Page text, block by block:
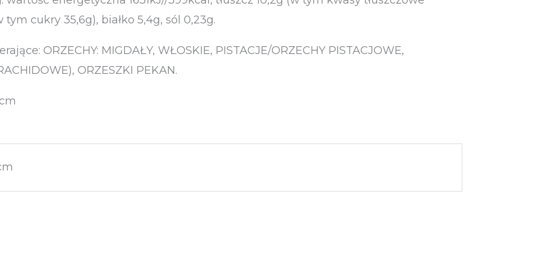
cukry 35,6g), białko 5,4g, sól 0,23g.
ORZECHY: MIGDAŁY, WŁOSKIE, PISTACJE/ORZECHY PISTACJOWE,
ORZESZKI PEKAN.